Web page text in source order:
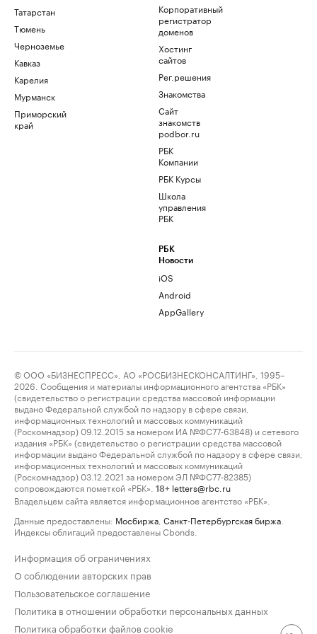
Татарстан
Тюмень
Черноземье
Кавказ
Карелия
Мурманск
Приморский
край
Корпоративный
регистратор
доменов
Хостинг
сайтов
Рег.решения
Знакомства
Сайт
знакомств
podbor.ru
РБК
Компании
РБК Курсы
Школа
управления
РБК
РБК
Новости
iOS
Android
AppGallery
© ООО «БИЗНЕСПРЕСС», АО «РОСБИЗНЕСКОНСАЛТИНГ», 1995–
2026. Сообщения и материалы информационного агентства «РБК»
(свидетельство о регистрации средства массовой информации
выдано Федеральной службой по надзору в сфере связи,
информационных технологий и массовых коммуникаций
(Роскомнадзор) 09.12.2015 за номером ИА №ФС77-63848) и сетевого
издания «РБК» (свидетельство о регистрации средства массовой
информации выдано Федеральной службой по надзору в сфере связи,
информационных технологий и массовых коммуникаций
(Роскомнадзор) 03.12.2021 за номером ЭЛ №ФС77-82385)
сопровождаются пометкой «РБК».
18+ letters@rbc.ru
Владельцем сайта является информационное агентство «РБК».
Данные предоставлены: Мосбиржа Санкт-Петербургская биржа
Индексы облигаций предоставлены Cbonds.
Информация об ограничениях
О соблюдении авторских прав
Пользовательское соглашение
Политика в отношении обработки персональных данных
Политика обработки файлов cookie